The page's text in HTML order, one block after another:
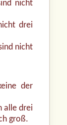
nicht
drei
nicht
der
alle drei
groß.